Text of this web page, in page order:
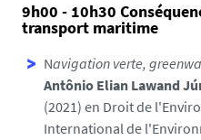
9h00 - 10h30
transport maritime
Navigation verte,
Antônio Elian Lawand
(2021) en Droit de
International de